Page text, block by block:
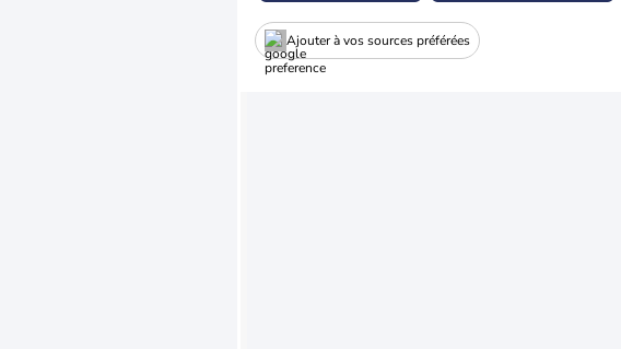
Ajouter à vos sources préférées